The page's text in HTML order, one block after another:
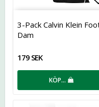
3-Pack Calvin Klein
Dam
179 SEK
KÖP…